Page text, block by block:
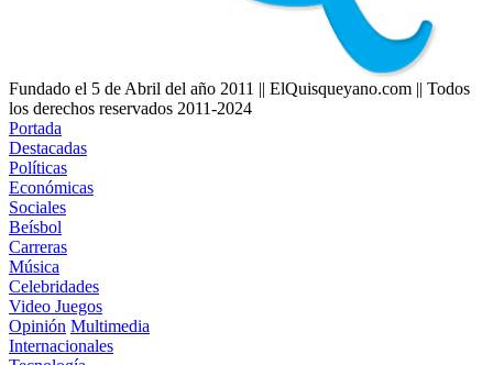
Fundado el 5 de Abril del año 2011 || ElQuisqueyano.com || Todos
los derechos reservados 2011-2024
Portada
Destacadas
Políticas
Económicas
Sociales
Beísbol
Carreras
Música
Celebridades
Video Juegos
Opinión Multimedia
Internacionales